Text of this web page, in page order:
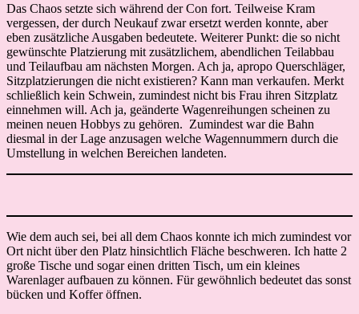
Das Chaos setzte sich während der Con fort. Teilweise Kram
vergessen, der durch Neukauf zwar ersetzt werden konnte, aber
eben zusätzliche Ausgaben bedeutete. Weiterer Punkt: die so nicht
gewünschte Platzierung mit zusätzlichem, abendlichen Teilabbau
und Teilaufbau am nächsten Morgen. Ach ja, apropo Querschläger,
Sitzplatzierungen die nicht existieren? Kann man verkaufen. Merkt
schließlich kein Schwein, zumindest nicht bis Frau ihren Sitzplatz
einnehmen will. Ach ja, geänderte Wagenreihungen scheinen zu
meinen neuen Hobbys zu gehören. Zumindest war die Bahn
diesmal in der Lage anzusagen welche Wagennummern durch die
Umstellung in welchen Bereichen landeten.
Wie dem auch sei, bei all dem Chaos konnte ich mich zumindest vor
Ort nicht über den Platz hinsichtlich Fläche beschweren. Ich hatte 2
große Tische und sogar einen dritten Tisch, um ein kleines
Warenlager aufbauen zu können. Für gewöhnlich bedeutet das sonst
bücken und Koffer öffnen.